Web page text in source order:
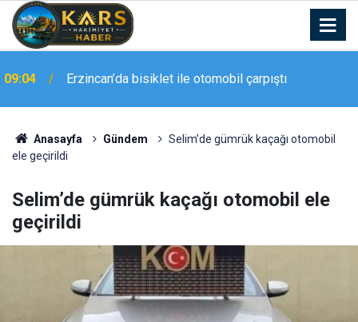
09:04 Erzincan’da bisiklet ile otomobil çarpıştı
09:03
sahasında 100 metrelik traktör yarışı
Anasayfa Gündem
Selim’de gümrük kaçağı otomobil
ele geçirildi
Selim’de gümrük kaçağı otomobil ele
geçirildi